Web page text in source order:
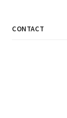
CONTACT